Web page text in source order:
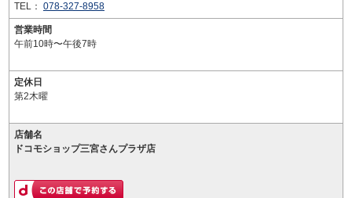
TEL： 078-327-8958
営業時間
午前10時〜午後7時
定休日
第2木曜
店舗名
ドコモショップ三宮さんプラザ店